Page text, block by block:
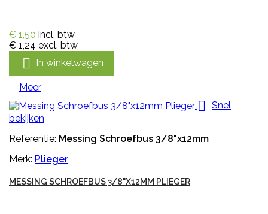
€ 1,50 incl. btw
€ 1,24 excl. btw
 In winkelwagen
Meer
 Snel
bekijken
Referentie: Messing Schroefbus 3/8"x12mm
Merk: Plieger
MESSING SCHROEFBUS 3/8"X12MM PLIEGER